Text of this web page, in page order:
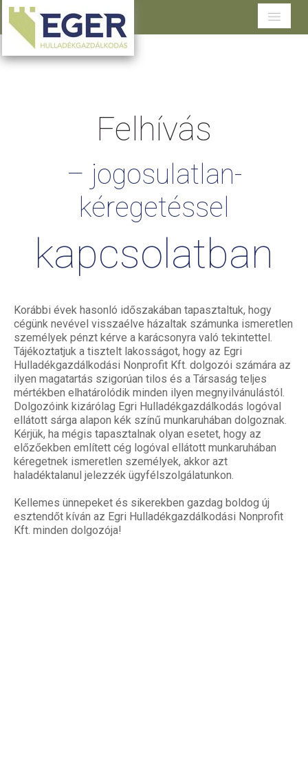
Szolgáltatások területenkéntFelhívás
– jogosulatlan-
kéregetéssel
kapcsolatban
Korábbi évek hasonló időszakában tapasztaltuk, hogy
cégünk nevével visszaélve házaltak számunka ismeretlen
személyek pénzt kérve a karácsonyra való tekintettel.
Tájékoztatjuk a tisztelt lakosságot, hogy az Egri
Hulladékgazdálkodási Nonprofit Kft. dolgozói számára az
ilyen magatartás szigorúan tilos és a Társaság teljes
mértékben elhatárolódik minden ilyen megnyilvánulástól.
Dolgozóink kizárólag Egri Hulladékgazdálkodás logóval
ellátott sárga alapon kék színű munkaruhában dolgoznak.
Kérjük, ha mégis tapasztalnak olyan esetet, hogy az
előzőekben említett cég logóval ellátott munkaruhában
kéregetnek ismeretlen személyek, akkor azt
haladéktalanul jelezzék ügyfélszolgálatunkon.
Kellemes ünnepeket és sikerekben gazdag boldog új
esztendőt kíván az Egri Hulladékgazdálkodási Nonprofit
Kft. minden dolgozója!